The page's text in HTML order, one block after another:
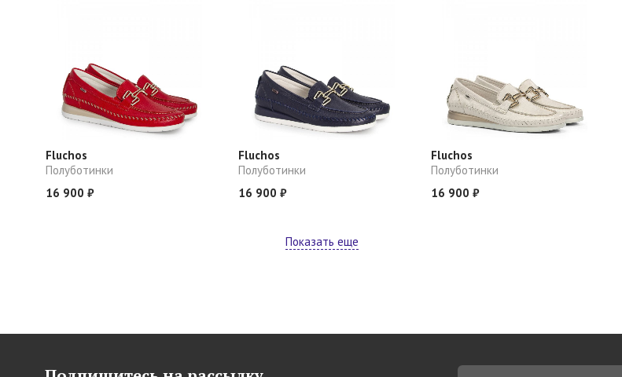
Fluchos
Полуботинки
16 900 ₽
Fluchos
Полуботинки
16 900 ₽
Fluchos
Полуботинки
16 900 ₽
Показать еще